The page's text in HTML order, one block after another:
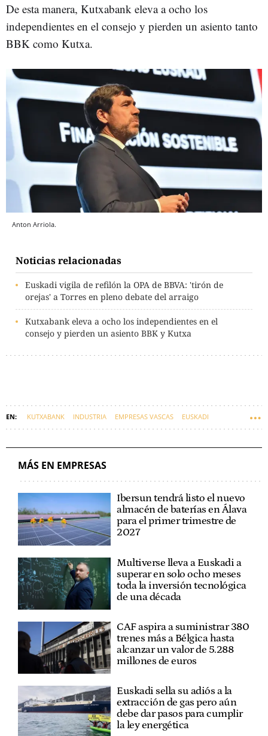
De esta manera, Kutxabank eleva a ocho los
independientes en el consejo y pierden un asiento tanto
BBK como Kutxa.
Anton Arriola.
Noticias relacionadas
Euskadi vigila de refilón la OPA de BBVA: 'tirón de
orejas' a Torres en pleno debate del arraigo
Kutxabank eleva a ocho los independientes en el
consejo y pierden un asiento BBK y Kutxa
KUTXABANK INDUSTRIA EMPRESAS VASCAS EUSKADI
MÁS EN EMPRESAS
Ibersun tendrá listo el nuevo
almacén de baterías en Álava
para el primer trimestre de
2027
Multiverse lleva a Euskadi a
superar en solo ocho meses
toda la inversión tecnológica
de una década
CAF aspira a suministrar 380
trenes más a Bélgica hasta
alcanzar un valor de 5.288
millones de euros
Euskadi sella su adiós a la
extracción de gas pero aún
debe dar pasos para cumplir
la ley energética